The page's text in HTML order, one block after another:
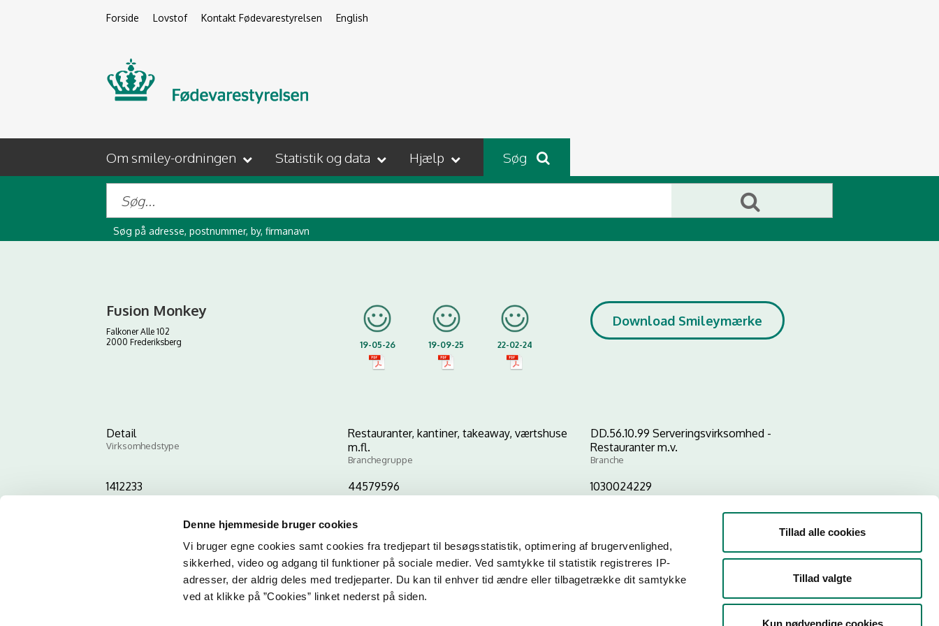
Denne hjemmeside bruger cookies
Vi bruger egne cookies samt cookies fra tredjepart til besøgsstatistik, optimering af brugervenlighed,
sikkerhed, video og adgang til funktioner på sociale medier. Ved samtykke til statistik registreres IP-
adresser, der aldrig deles med tredjeparter. Du kan til enhver tid ændre eller tilbagetrække dit samtykke
ved at klikke på ”Cookies” linket nederst på siden.
Tillad alle cookies
Tillad valgte
Kun nødvendige cookies
Forside Lovstof Kontakt Fødevarestyrelsen English
Om smiley-ordningen Statistik og data Hjælp Søg
Søg på adresse, postnummer, by, firmanavn
Fusion Monkey
Falkoner Alle 102
2000 Frederiksberg
19-05-26 19-09-25 22-02-24
Download Smileymærke
Detail
Virksomhedstype
Restauranter, kantiner, takeaway, værtshuse
m.fl.
Branchegruppe
DD.56.10.99 Serveringsvirksomhed -
Restauranter m.v.
Branche
1412233
ID-nummer
44579596
CVR-nr
1030024229
P-nr
Kopier link til at indsætte på virksomhedens hjemmeside